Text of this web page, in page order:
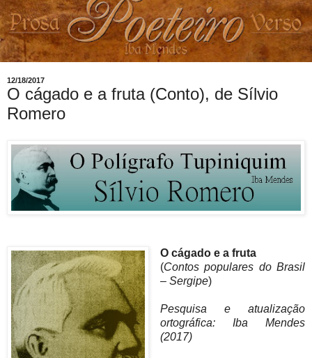
12/18/2017
O cágado e a fruta (Conto), de Sílvio
Romero
O cágado e a fruta
(Contos populares do Brasil
– Sergipe)
Pesquisa e atualização
ortográfica: Iba Mendes
(2017)